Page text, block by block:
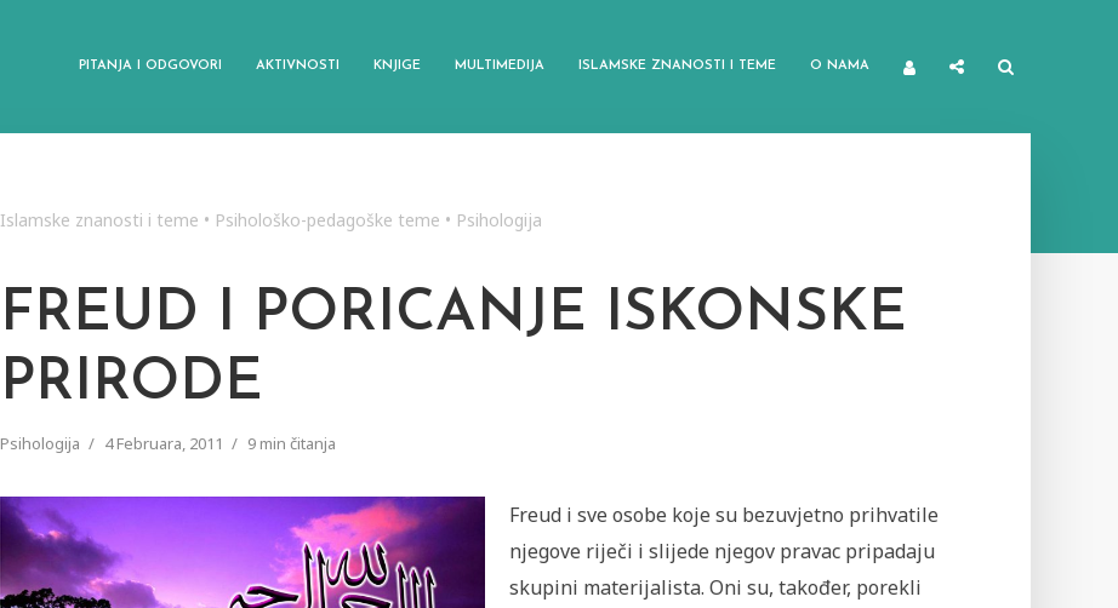
PITANJA I ODGOVORI AKTIVNOSTI KNJIGE MULTIMEDIJA ISLAMSKE ZNANOSTI I TEME O NAMA
Islamske znanosti i teme • Psihološko-pedagoške teme • Psihologija
FREUD I PORICANJE ISKONSKE
PRIRODE
Psihologija 4 Februara, 2011 9 min čitanja
Freud i sve osobe koje su bezuvjetno prihvatile
njegove riječi i slijede njegov pravac pripadaju
skupini materijalista. Oni su, također, porekli